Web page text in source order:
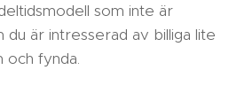
som inte är
du är intresserad av billiga lite
och fynda.